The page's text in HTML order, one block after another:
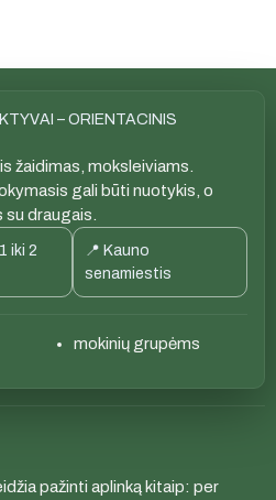
– ORIENTACINIS
žaidimas, moksleiviams.
gali būti nuotykis, o
draugais.
iki 2
📍 Kauno
senamiestis
mokinių grupėms
pažinti aplinką kitaip: per